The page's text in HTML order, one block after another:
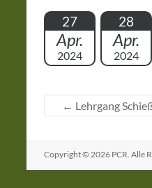
27
Apr.
2024
28
Apr.
2024
← Lehrgang
Copyright © 2026 PCR. Alle